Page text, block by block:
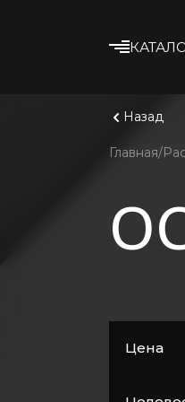
Назад
Главная
Цена